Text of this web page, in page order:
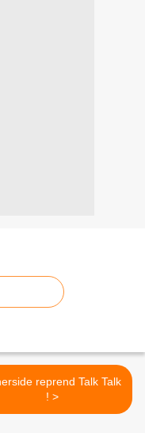
reprend Talk Talk
! >